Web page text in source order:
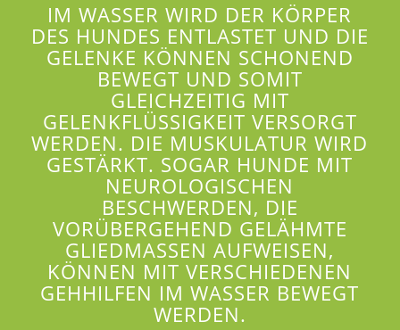
IM WASSER WIRD DER KÖRPER
DES HUNDES ENTLASTET UND DIE
GELENKE KÖNNEN SCHONEND
BEWEGT UND SOMIT
GLEICHZEITIG MIT
GELENKFLÜSSIGKEIT VERSORGT
WERDEN. DIE MUSKULATUR WIRD
GESTÄRKT. SOGAR HUNDE MIT
NEUROLOGISCHEN
BESCHWERDEN, DIE
VORÜBERGEHEND GELÄHMTE
GLIEDMASSEN AUFWEISEN, K
ÖNNEN MIT VERSCHIEDENEN G
EHHILFEN IM WASSER BEWEGT W
ERDEN.